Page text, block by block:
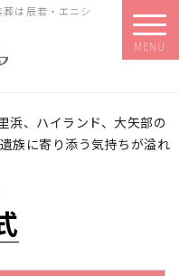
は辰若・エニシ
MENU
浜、ハイランド、大矢部の
遺族に寄り添う気持ちが溢れ